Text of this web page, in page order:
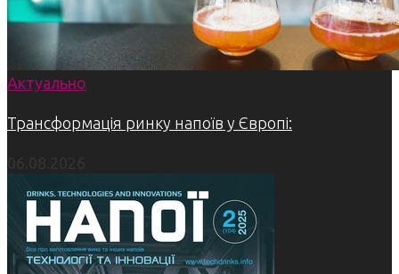
Актуально
Трансформація ринку напоїв у Європі: